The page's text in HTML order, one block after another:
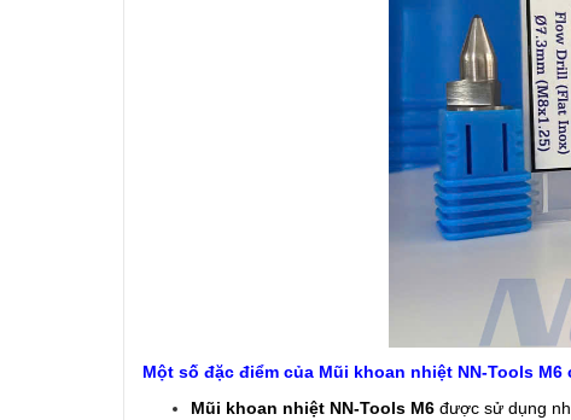
Một số đặc điểm của Mũi khoan nhiệt NN-Tools M6
Mũi khoan nhiệt NN-Tools M6 được sử dụng